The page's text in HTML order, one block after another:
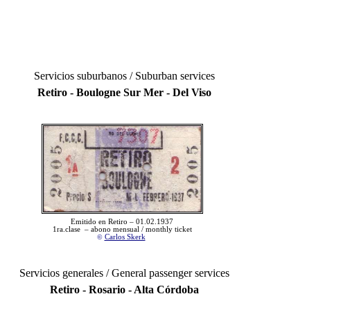
Servicios suburbanos / Suburban services
Retiro - Boulogne Sur Mer - Del Viso
Emitido en Retiro – 01.02.1937
1ra.clase – abono mensual / monthly ticket
© Carlos Skerk
Servicios generales / General passenger services
Retiro - Rosario - Alta Córdoba